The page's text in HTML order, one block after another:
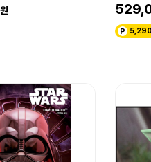
셜 에디
5,290